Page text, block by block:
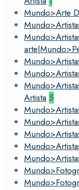
Mundo>Arte
Artista 5